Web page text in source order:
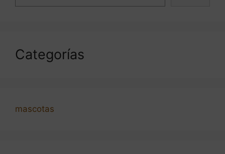
Categorías
mascotas